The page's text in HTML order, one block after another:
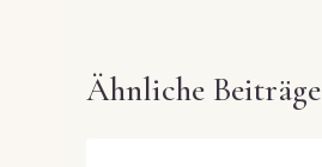
Ähnliche Beiträge